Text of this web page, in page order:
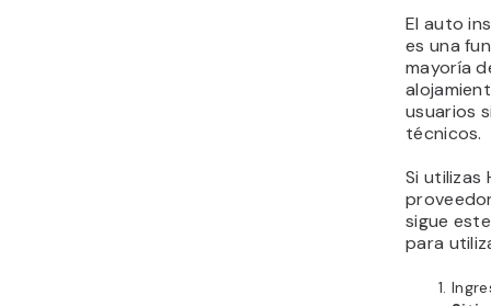
El auto
es una
mayoría
usuarios
técnicos.
Si utilizas
sigue
para